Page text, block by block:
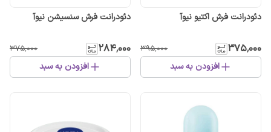
دئودرانت فرش اکتیو نیوآ
۳۷۵٬۰۰۰ ۳۹۵٬۰۰۰
افزودن به سبد
دئودرانت فرش سنسیشن نیوآ
۲۸۴٬۰۰۰ ۳۷۵٬۰۰۰
افزودن به سبد